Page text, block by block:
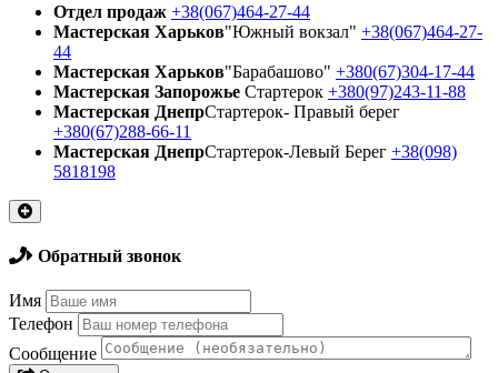
Отдел продаж +38(067)464-27-44
Мастерская Харьков"Южный вокзал" +38(067)464-27-
44
Мастерская Харьков"Барабашово" +380(67)304-17-44
Мастерская Запорожье Стартерок +380(97)243-11-88
Мастерская ДнепрСтартерок- Правый берег
+380(67)288-66-11
Мастерская ДнепрСтартерок-Левый Берег +38(098)
5818198
Обратный звонок
Имя
Телефон
Сообщение